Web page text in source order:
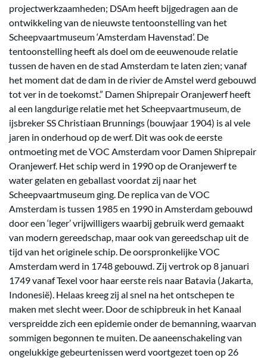
projectwerkzaamheden; DSAm heeft bijgedragen aan de
ontwikkeling van de nieuwste tentoonstelling van het
Scheepvaartmuseum ‘Amsterdam Havenstad’. De
tentoonstelling heeft als doel om de eeuwenoude relatie
tussen de haven en de stad Amsterdam te laten zien; vanaf
het moment dat de dam in de rivier de Amstel werd gebouwd
tot ver in de toekomst.” Damen Shiprepair Oranjewerf heeft
al een langdurige relatie met het Scheepvaartmuseum, de
ijsbreker SS Christiaan Brunnings (bouwjaar 1904) is al vele
jaren in onderhoud op de werf. Dit was ook de eerste
ontmoeting met de VOC Amsterdam voor Damen Shiprepair
Oranjewerf. Het schip werd in 1990 op de Oranjewerf te
water gelaten en geballast voordat zij naar het
Scheepvaartmuseum ging. De replica van de VOC
Amsterdam is tussen 1985 en 1990 in Amsterdam gebouwd
door een ‘leger’ vrijwilligers waarbij gebruik werd gemaakt
van modern gereedschap, maar ook van gereedschap uit de
tijd van het originele schip. De oorspronkelijke VOC
Amsterdam werd in 1748 gebouwd. Zij vertrok op 8 januari
1749 vanaf Texel voor haar eerste reis naar Batavia (Jakarta,
Indonesië). Helaas kreeg zij al snel na het ontschepen te
maken met slecht weer. Door de schipbreuk in het Kanaal
verspreidde zich een epidemie onder de bemanning, waarvan
sommigen begonnen te muiten. De aaneenschakeling van
ongelukkige gebeurtenissen werd voortgezet toen op 26